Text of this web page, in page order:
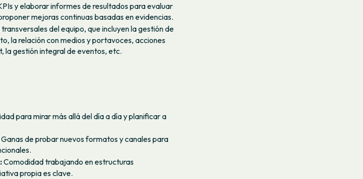
y elaborar informes de resultados para evaluar
mejoras continuas basadas en evidencias.
del equipo, que incluyen la gestión de
la relación con medios y portavoces, acciones
la gestión integral de eventos, etc.
para mirar más allá del día a día y planificar a
Ganas de probar nuevos formatos y canales para
Comodidad trabajando en estructuras
propia es clave.